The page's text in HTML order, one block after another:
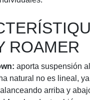
ROAMER
aporta suspensión
natural no es lineal,
arriba y